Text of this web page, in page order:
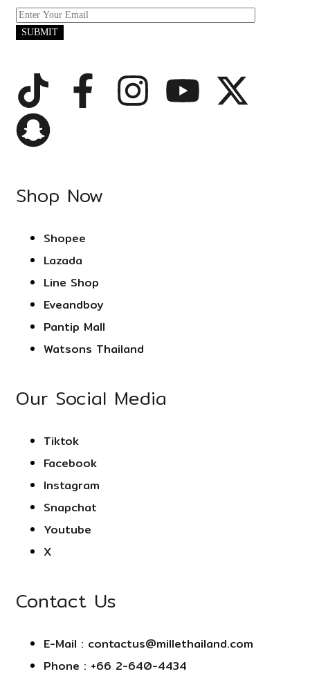
Shop Now
Shopee
Lazada
Line Shop
Eveandboy
Pantip Mall
Watsons Thailand
Our Social Media
Tiktok
Facebook
Instagram
Snapchat
Youtube
X
Contact Us
E-Mail : contactus@millethailand.com
Phone : +66 2-640-4434